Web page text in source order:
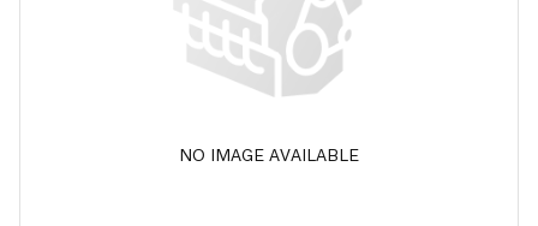
NO IMAGE AVAILABLE